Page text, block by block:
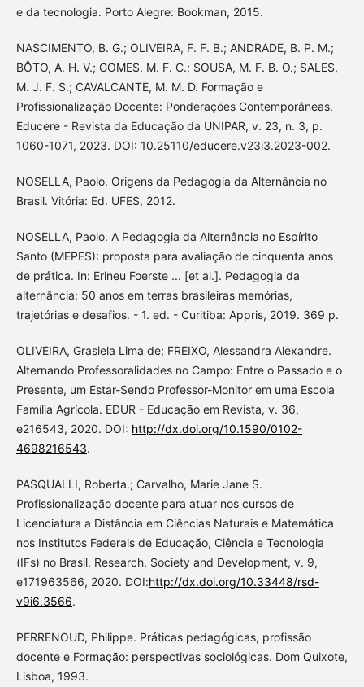
e da tecnologia. Porto Alegre: Bookman, 2015.
NASCIMENTO, B. G.; OLIVEIRA, F. F. B.; ANDRADE, B. P. M.;
BÔTO, A. H. V.; GOMES, M. F. C.; SOUSA, M. F. B. O.; SALES,
M. J. F. S.; CAVALCANTE, M. M. D. Formação e
Profissionalização Docente: Ponderações Contemporâneas.
Educere - Revista da Educação da UNIPAR, v. 23, n. 3, p.
1060-1071, 2023. DOI: 10.25110/educere.v23i3.2023-002.
NOSELLA, Paolo. Origens da Pedagogia da Alternância no
Brasil. Vitória: Ed. UFES, 2012.
NOSELLA, Paolo. A Pedagogia da Alternância no Espírito
Santo (MEPES): proposta para avaliação de cinquenta anos
de prática. In: Erineu Foerste ... [et al.]. Pedagogia da
alternância: 50 anos em terras brasileiras memórias,
trajetórias e desafios. - 1. ed. - Curitiba: Appris, 2019. 369 p.
OLIVEIRA, Grasiela Lima de; FREIXO, Alessandra Alexandre.
Alternando Professoralidades no Campo: Entre o Passado e o
Presente, um Estar-Sendo Professor-Monitor em uma Escola
Família Agrícola. EDUR - Educação em Revista, v. 36,
e216543, 2020. DOI: http://dx.doi.org/10.1590/0102-
4698216543.
PASQUALLI, Roberta.; Carvalho, Marie Jane S.
Profissionalização docente para atuar nos cursos de
Licenciatura a Distância em Ciências Naturais e Matemática
nos Institutos Federais de Educação, Ciência e Tecnologia
(IFs) no Brasil. Research, Society and Development, v. 9,
e171963566, 2020. DOI:http://dx.doi.org/10.33448/rsd-
v9i6.3566.
PERRENOUD, Philippe. Práticas pedagógicas, profissão
docente e Formação: perspectivas sociológicas. Dom Quixote,
Lisboa, 1993.